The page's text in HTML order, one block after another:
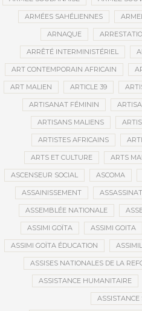
ARMÉES SAHÉLIENNES
ARNAQUE
ARRÊTÉ INTERMINISTÉRIEL
ART CONTEMPORAIN AFRICAIN
ART MALIEN ARTICLE 39
ARTISANAT FÉMININ
ARTISANS MALIENS
ARTISTES AFRICAINS
ARTS ET CULTURE ARTS
ASCENSEUR SOCIAL ASCOMA
ASSAINISSEMENT
ASSEMBLÉE NATIONALE
ASSIMI GOÏTA ASSIMI GOITA
ASSIMI GOÏTA ÉDUCATION
ASSISES NATIONALES DE LA
ASSISTANCE HUMANITAIRE
ASSISTANCE